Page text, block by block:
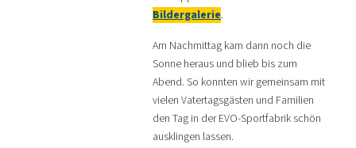
Bildergalerie.
Am Nachmittag kam dann noch die
Sonne heraus und blieb bis zum
Abend. So konnten wir gemeinsam mit
vielen Vatertagsgästen und Familien
den Tag in der EVO-Sportfabrik schön
ausklingen lassen.